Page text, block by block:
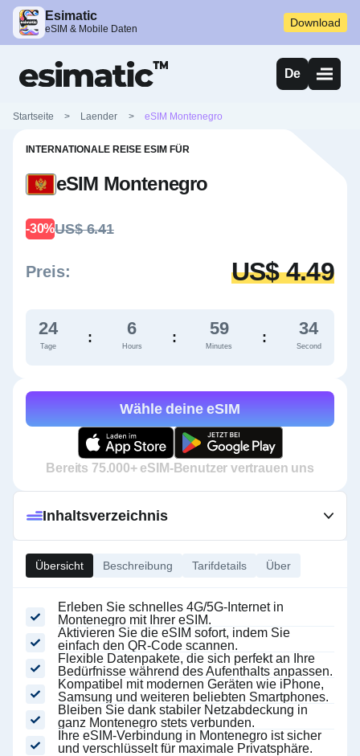
Esimatic
eSIM & Mobile Daten Download
De
Startseite > Laender > eSIM Montenegro
INTERNATIONALE REISE ESIM FÜR
eSIM Montenegro
-30%US$ 6.41
Preis: US$ 4.49
24
Tage
: 6
Hours
: 59
Minutes
: 34
Second
Wähle deine eSIM
Bereits 75.000+ eSIM-Benutzer vertrauen uns
Übersicht Beschreibung Tarifdetails Über
Erleben Sie schnelles 4G/5G-Internet in
Montenegro mit Ihrer eSIM.
Aktivieren Sie die eSIM sofort, indem Sie
einfach den QR-Code scannen.
Flexible Datenpakete, die sich perfekt an Ihre
Bedürfnisse während des Aufenthalts anpassen.
Kompatibel mit modernen Geräten wie iPhone,
Samsung und weiteren beliebten Smartphones.
Bleiben Sie dank stabiler Netzabdeckung in
ganz Montenegro stets verbunden.
Ihre eSIM-Verbindung in Montenegro ist sicher
und verschlüsselt für maximale Privatsphäre.
Inhaltsverzeichnis